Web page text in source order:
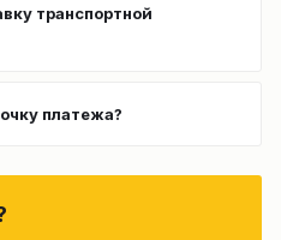
транспортной
платежа?